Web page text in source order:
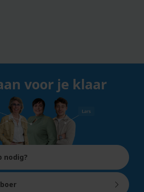
voor je klaar
nodig?